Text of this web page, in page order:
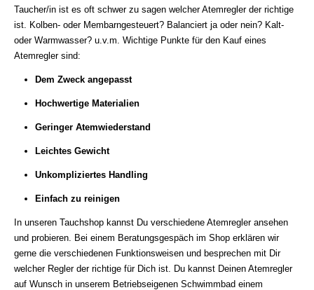
Taucher/in ist es oft schwer zu sagen welcher Atemregler der richtige
ist.
Kolben- oder Membarngesteuert? Balanciert ja oder nein? Kalt-
oder Warmwasser? u.v.m. Wichtige Punkte für den Kauf eines
Atemregler sind:
Dem Zweck angepasst
Hochwertige Materialien
Geringer Atemwiederstand
Leichtes Gewicht
Unkompliziertes Handling
Einfach zu reinigen
In unseren Tauchshop kannst Du verschiedene Atemregler ansehen
und probieren. Bei einem Beratungsgespäch im Shop erklären wir
gerne die verschiedenen Funktionsweisen und besprechen mit Dir
welcher Regler der richtige für Dich ist. Du kannst Deinen Atemregler
auf Wunsch in unserem Betriebseigenen Schwimmbad einem